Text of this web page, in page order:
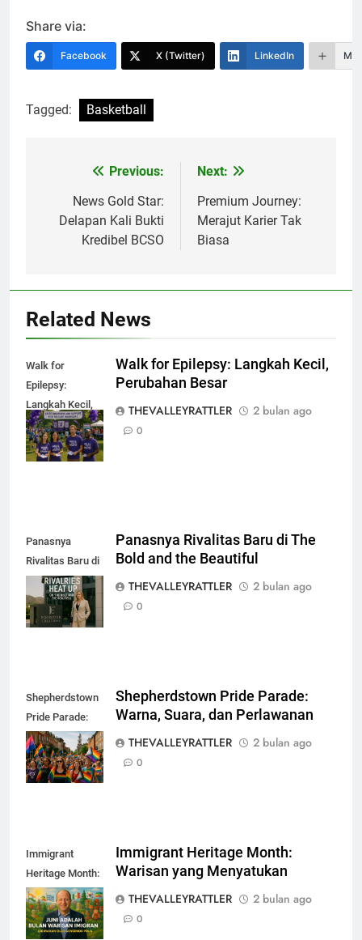
Share via:
Facebook X (Twitter) LinkedIn
Tagged: Basketball
NavigasiPrevious:
News Gold Star:
Delapan Kali Bukti
Kredibel BCSO
Next:
Premium Journey:
Merajut Karier Tak
Biasa
Related News
Walk for
Epilepsy:
Langkah Kecil,
Perubahan
Besar
Walk for Epilepsy: Langkah Kecil,
Perubahan Besar
THEVALLEYRATTLER
2 bulan ago
0
Panasnya
Rivalitas Baru di
The Bold and the
Beautiful
Panasnya Rivalitas Baru di The
Bold and the Beautiful
THEVALLEYRATTLER
2 bulan ago
0
Shepherdstown
Pride Parade:
Warna, Suara,
dan Perlawanan
Shepherdstown Pride Parade:
Warna, Suara, dan Perlawanan
THEVALLEYRATTLER
2 bulan ago
0
Immigrant
Heritage Month:
Warisan yang
Menyatukan
Immigrant Heritage Month:
Warisan yang Menyatukan
THEVALLEYRATTLER
2 bulan ago
0